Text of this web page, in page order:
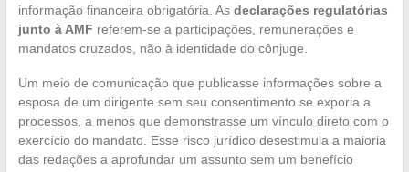
informação financeira obrigatória. As declarações regulatórias
junto à AMF referem-se a participações, remunerações e
mandatos cruzados, não à identidade do cônjuge.
Um meio de comunicação que publicasse informações sobre a
esposa de um dirigente sem seu consentimento se exporia a
processos, a menos que demonstrasse um vínculo direto com o
exercício do mandato. Esse risco jurídico desestimula a maioria
das redações a aprofundar um assunto sem um benefício